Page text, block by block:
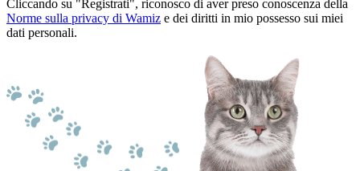
Cliccando su "Registrati", riconosco di aver preso conoscenza della
Norme sulla privacy di Wamiz e dei diritti in mio possesso sui miei
dati personali.